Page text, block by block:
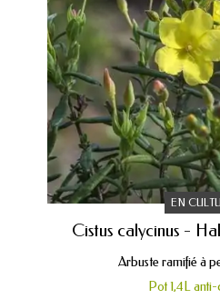
EN
Cistus calycinus -
Arbuste ramifié à
Pot 1,4L